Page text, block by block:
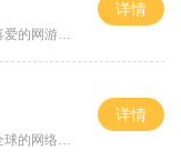
散人传奇世界发布网是一款备受玩家喜爱的网游平台。它以丰富的游戏内容、精美的画面以及刺激的玩法而深受玩家的喜爱。下面将为大家详细介绍散人传奇世界发布网的游戏玩法。散
详情
今日新开传奇世界网，作为一款风靡全球的网络游戏，自问世以来就备受玩家的喜爱。它以其独特的玩法和精美的画面，吸引了无数玩家的关注，一时间成为人们娱乐休闲的热门选择。
详情